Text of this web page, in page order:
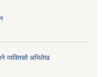
व्यक्तिको अभिलेख